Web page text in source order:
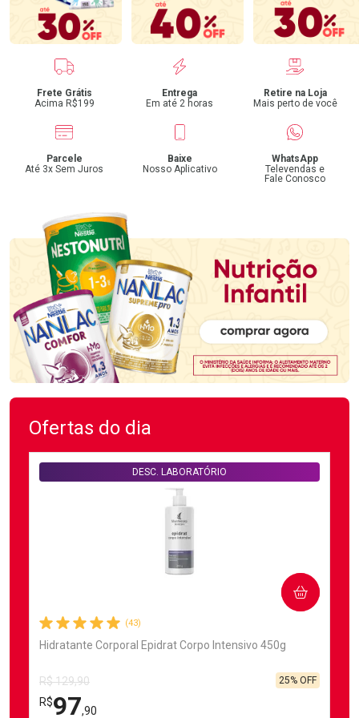
Benefícios
Frete Grátis
Acima R$199
Entrega
Em até 2 horas
Retire na Loja
Mais perto de você
Parcele
Até 3x Sem Juros
Baixe
Nosso Aplicativo
WhatsApp
Televendas e
Fale Conosco
Ofertas do dia
(43)
Hidratante Corporal Epidrat Corpo Intensivo 450g
DESC. LABORATÓRIO
R$ 129,90
R$97,90
25% OFF
COMPRAR